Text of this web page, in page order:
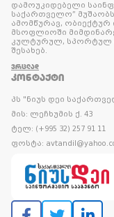
დამოუკიდებელი
საქართველო”
ამომწურავ,
მსოფლიოში
კულტურულ, სპორტულ
შესახებ.
ᲕᲠᲪᲚᲐᲓ
ᲙᲝᲜᲢᲐᲥᲢᲘ
პს "ნიუს დეი
მის: ლეჩხუმის ქ. 43
ტელ: (+995 32) 257 91 11
ფოსტა: